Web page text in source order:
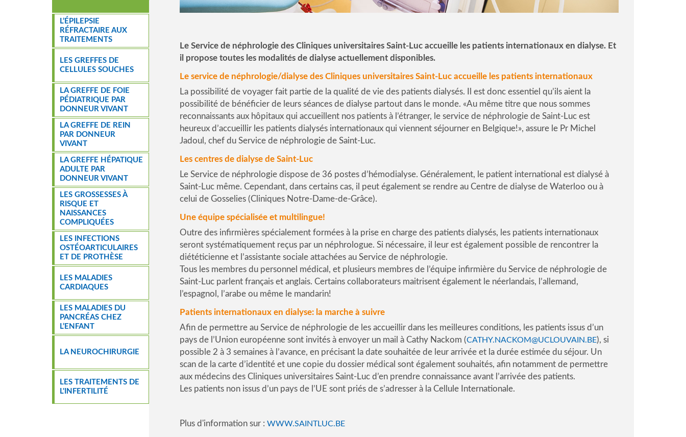
L’ÉPILEPSIE
RÉFRACTAIRE AUX
TRAITEMENTS
LES GREFFES DE
CELLULES SOUCHES
LA GREFFE DE FOIE
PÉDIATRIQUE PAR
DONNEUR VIVANT
LA GREFFE DE REIN
PAR DONNEUR
VIVANT
LA GREFFE HÉPATIQUE
ADULTE PAR
DONNEUR VIVANT
LES GROSSESSES À
RISQUE ET
NAISSANCES
COMPLIQUÉES
LES INFECTIONS
OSTÉOARTICULAIRES
ET DE PROTHÈSE
LES MALADIES
CARDIAQUES
LES MALADIES DU
PANCRÉAS CHEZ
L’ENFANT
LA NEUROCHIRURGIE
LES TRAITEMENTS DE
L'INFERTILITÉ
Le Service de néphrologie des Cliniques universitaires Saint-Luc accueille les patients internationaux en dialyse. Et
il propose toutes les modalités de dialyse actuellement disponibles.
Le service de néphrologie/dialyse des Cliniques universitaires Saint-Luc accueille les patients internationaux
La possibilité de voyager fait partie de la qualité de vie des patients dialysés. Il est donc essentiel qu’ils aient la
possibilité de bénéficier de leurs séances de dialyse partout dans le monde. «Au même titre que nous sommes
reconnaissants aux hôpitaux qui accueillent nos patients à l’étranger, le service de néphrologie de Saint-Luc est
heureux d’accueillir les patients dialysés internationaux qui viennent séjourner en Belgique!», assure le Pr Michel
Jadoul, chef du Service de néphrologie de Saint-Luc.
Les centres de dialyse de Saint-Luc
Le Service de néphrologie dispose de 36 postes d’hémodialyse. Généralement, le patient international est dialysé à
Saint-Luc même. Cependant, dans certains cas, il peut également se rendre au Centre de dialyse de Waterloo ou à
celui de Gosselies (Cliniques Notre-Dame-de-Grâce).
Une équipe spécialisée et multilingue!
Outre des infirmières spécialement formées à la prise en charge des patients dialysés, les patients internationaux
seront systématiquement reçus par un néphrologue. Si nécessaire, il leur est également possible de rencontrer la
diététicienne et l’assistante sociale attachées au Service de néphrologie.
Tous les membres du personnel médical, et plusieurs membres de l’équipe infirmière du Service de néphrologie de
Saint-Luc parlent français et anglais. Certains collaborateurs maitrisent également le néerlandais, l’allemand,
l’espagnol, l’arabe ou même le mandarin!
Patients internationaux en dialyse: la marche à suivre
Afin de permettre au Service de néphrologie de les accueillir dans les meilleures conditions, les patients issus d’un
pays de l’Union européenne sont invités à envoyer un mail à Cathy Nackom (CATHY.NACKOM@UCLOUVAIN.BE), si
possible 2 à 3 semaines à l’avance, en précisant la date souhaitée de leur arrivée et la durée estimée du séjour. Un
scan de la carte d’identité et une copie du dossier médical sont également souhaités, afin notamment de permettre
aux médecins des Cliniques universitaires Saint-Luc d’en prendre connaissance avant l’arrivée des patients.
Les patients non issus d’un pays de l’UE sont priés de s’adresser à la Cellule Internationale.
Plus d'information sur : WWW.SAINTLUC.BE